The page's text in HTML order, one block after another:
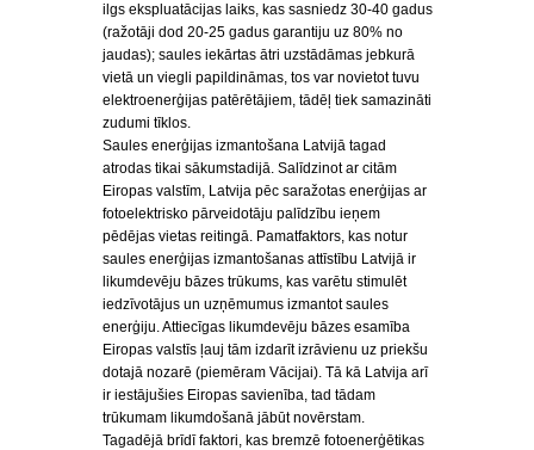
ilgs ekspluatācijas laiks, kas sasniedz 30-40 gadus
(ražotāji dod 20-25 gadus garantiju uz 80% no
jaudas); saules iekārtas ātri uzstādāmas jebkurā
vietā un viegli papildināmas, tos var novietot tuvu
elektroenerģijas patērētājiem, tādēļ tiek samazināti
zudumi tīklos.
Saules enerģijas izmantošana Latvijā tagad
atrodas tikai sākumstadijā. Salīdzinot ar citām
Eiropas valstīm, Latvija pēc saražotas enerģijas ar
fotoelektrisko pārveidotāju palīdzību ieņem
pēdējas vietas reitingā. Pamatfaktors, kas notur
saules enerģijas izmantošanas attīstību Latvijā ir
likumdevēju bāzes trūkums, kas varētu stimulēt
iedzīvotājus un uzņēmumus izmantot saules
enerģiju. Attiecīgas likumdevēju bāzes esamība
Eiropas valstīs ļauj tām izdarīt izrāvienu uz priekšu
dotajā nozarē (piemēram Vācijai). Tā kā Latvija arī
ir iestājušies Eiropas savienība, tad tādam
trūkumam likumdošanā jābūt novērstam.
Tagadējā brīdī faktori, kas bremzē fotoenerģētikas